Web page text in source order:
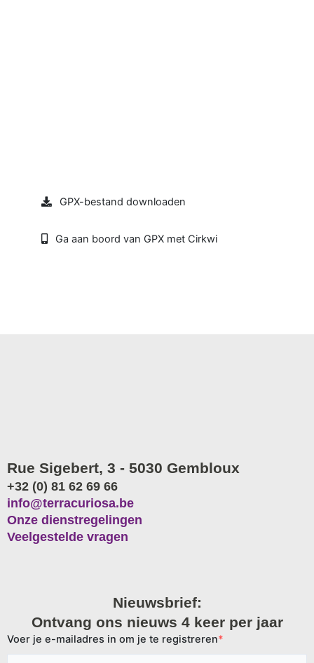
GPX-bestand downloaden
Ga aan boord van GPX met Cirkwi
Rue Sigebert, 3 - 5030 Gembloux
+32 (0) 81 62 69 66
info@terracuriosa.be
Onze dienstregelingen
Veelgestelde vragen
Nieuwsbrief:
Ontvang ons nieuws 4 keer per jaar
Voer je e-mailadres in om je te registreren